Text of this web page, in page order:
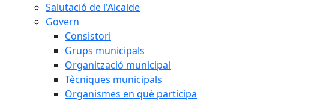
Salutació de l'Alcalde
Govern
Consistori
Grups municipals
Organització municipal
Tècniques municipals
Organismes en què participa